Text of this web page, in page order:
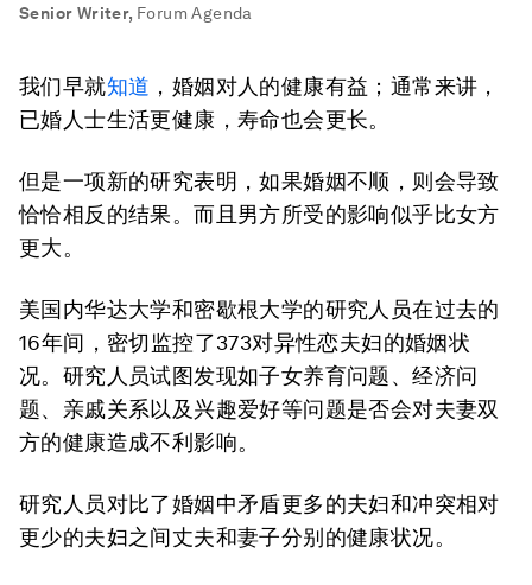
Senior Writer, Forum Agenda
我们早就知道 ，婚姻对人的健康有益；通常来讲，
已婚人士生活更健康，寿命也会更长。
但是一项新的研究表明，如果婚姻不顺，则会导致
恰恰相反的结果。而且男方所受的影响似乎比女方
更大。
美国内华达大学和密歇根大学的研究人员在过去的
16年间，密切监控了373对异性恋夫妇的婚姻状
况。研究人员试图发现如子女养育问题、经济问
题、亲戚关系以及兴趣爱好等问题是否会对夫妻双
方的健康造成不利影响。
研究人员对比了婚姻中矛盾更多的夫妇和冲突相对
更少的夫妇之间丈夫和妻子分别的健康状况。